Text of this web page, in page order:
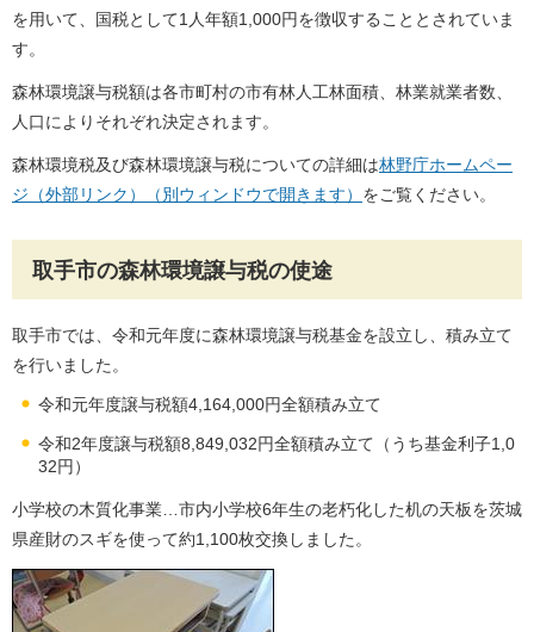
を用いて、国税として1人年額1,000円を徴収することとされていま
す。
森林環境譲与税額は各市町村の市有林人工林面積、林業就業者数、
人口によりそれぞれ決定されます。
森林環境税及び森林環境譲与税についての詳細は林野庁ホームペー
ジ（外部リンク）（別ウィンドウで開きます） をご覧ください。
取手市の森林環境譲与税の使途
取手市では、令和元年度に森林環境譲与税基金を設立し、積み立て
を行いました。
令和元年度譲与税額4,164,000円全額積み立て
令和2年度譲与税額8,849,032円全額積み立て（うち基金利子1,0
32円）
小学校の木質化事業…市内小学校6年生の老朽化した机の天板を茨城
県産財のスギを使って約1,100枚交換しました。